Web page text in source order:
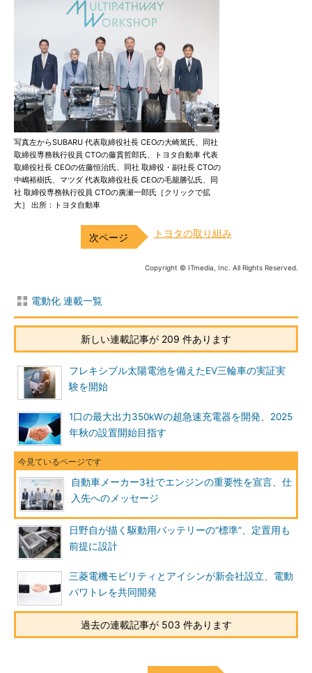
写真左からSUBARU 代表取締役社長 CEOの大崎篤氏、同社
取締役専務執行役員 CTOの藤貫哲郎氏、トヨタ自動車 代表
取締役社長 CEOの佐藤恒治氏、同社 取締役・副社長 CTOの
中嶋裕樹氏、マツダ 代表取締役社長 CEOの毛籠勝弘氏、同
社 取締役専務執行役員 CTOの廣瀬一郎氏［クリックで拡
大］ 出所：トヨタ自動車
トヨタの取り組み
Copyright © ITmedia, Inc. All Rights Reserved.
電動化 連載一覧
新しい連載記事が 209 件あります
フレキシブル太陽電池を備えたEV三輪車の実証実
験を開始
1口の最大出力350kWの超急速充電器を開発、2025
年秋の設置開始目指す
自動車メーカー3社でエンジンの重要性を宣言、仕
入先へのメッセージ
日野自が描く駆動用バッテリーの“標準”、定置用も
前提に設計
三菱電機モビリティとアイシンが新会社設立、電動
パワトレを共同開発
過去の連載記事が 503 件あります